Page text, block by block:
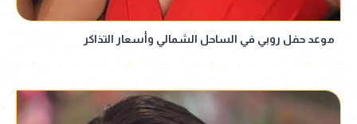
موعد حفل روبي في الساحل الشمالي وأسعار التذاكر